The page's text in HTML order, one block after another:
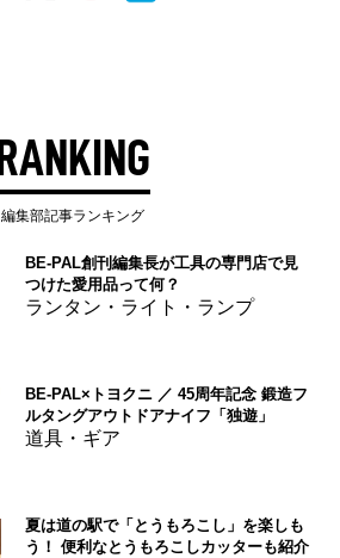
RANKING
編集部記事ランキング
BE-PAL創刊編集長が工具の専門店で見
つけた愛用品って何？
ランタン・ライト・ランプ
BE-PAL×トヨクニ ／ 45周年記念 鍛造フ
ルタングアウトドアナイフ「独遊」
道具・ギア
夏は道の駅で「とうもろこし」を楽しも
う！ 便利なとうもろこしカッターも紹介